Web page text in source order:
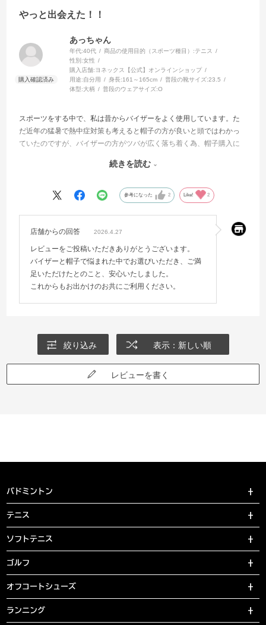
やっと出会えた！！
あっちゃん
年代:40代 商品の使用目的（スポーツ種目）:テニス
性別:女性
購入店舗: ヨネックス【公式】オンラインショップ
用途:自分用 身長:161～165cm 普段の靴サイズ:23.5
体型:大柄 普段のウェアサイズ:O
スポーツをする中で、私は昔からバイザーをよく使用しています。た
だ近年の猛暑で熱中症対策も考えると帽子の方が良いと頭ではわかっ
ていたのですが、バイザーの方がツバが広く落ち着く為、帽子購入に
し、勇気を出して購入してみました。頭のフィット感だけじゃなく、
はいつも気分よく出掛けられています。
続きを読む
参考になった 2 Like! 2
店舗からの回答 2026.4.27
レビューをご投稿いただきありがとうございます。
バイザーと帽子で悩まれた中でお選びいただき、ご満
足いただけたとのこと、安心いたしました。
これからもお出かけのお共にご利用ください。
絞り込み 表示：新しい順
レビューを書く
バドミントン
テニス
ソフトテニス
ゴルフ
オフコートシューズ
ランニング